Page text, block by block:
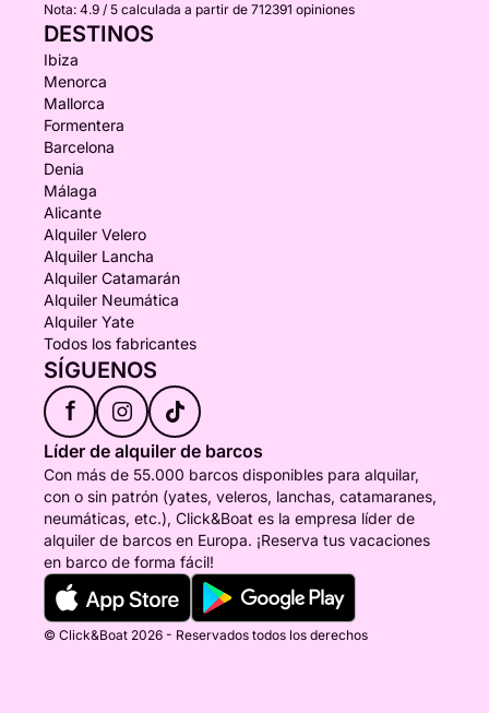
Nota: 4.9 / 5 calculada a partir de 712391 opiniones
DESTINOS
Ibiza
Menorca
Mallorca
Formentera
Barcelona
Denia
Málaga
Alicante
Alquiler Velero
Alquiler Lancha
Alquiler Catamarán
Alquiler Neumática
Alquiler Yate
Todos los fabricantes
SÍGUENOS
f
Líder de alquiler de barcos
Con más de 55.000 barcos disponibles para alquilar,
con o sin patrón (yates, veleros, lanchas, catamaranes,
neumáticas, etc.), Click&Boat es la empresa líder de
alquiler de barcos en Europa. ¡Reserva tus vacaciones
en barco de forma fácil!
© Click&Boat 2026 - Reservados todos los derechos